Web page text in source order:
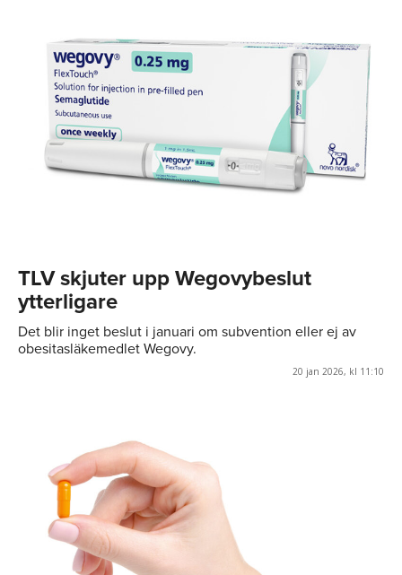
TLV skjuter upp Wegovybeslut
ytterligare
Det blir inget beslut i januari om subvention eller ej av
obesitasläkemedlet Wegovy.
20 jan 2026, kl 11:10